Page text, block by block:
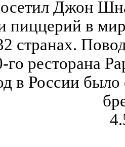
Джон
пиццерий в
странах.
го ресторана
в России